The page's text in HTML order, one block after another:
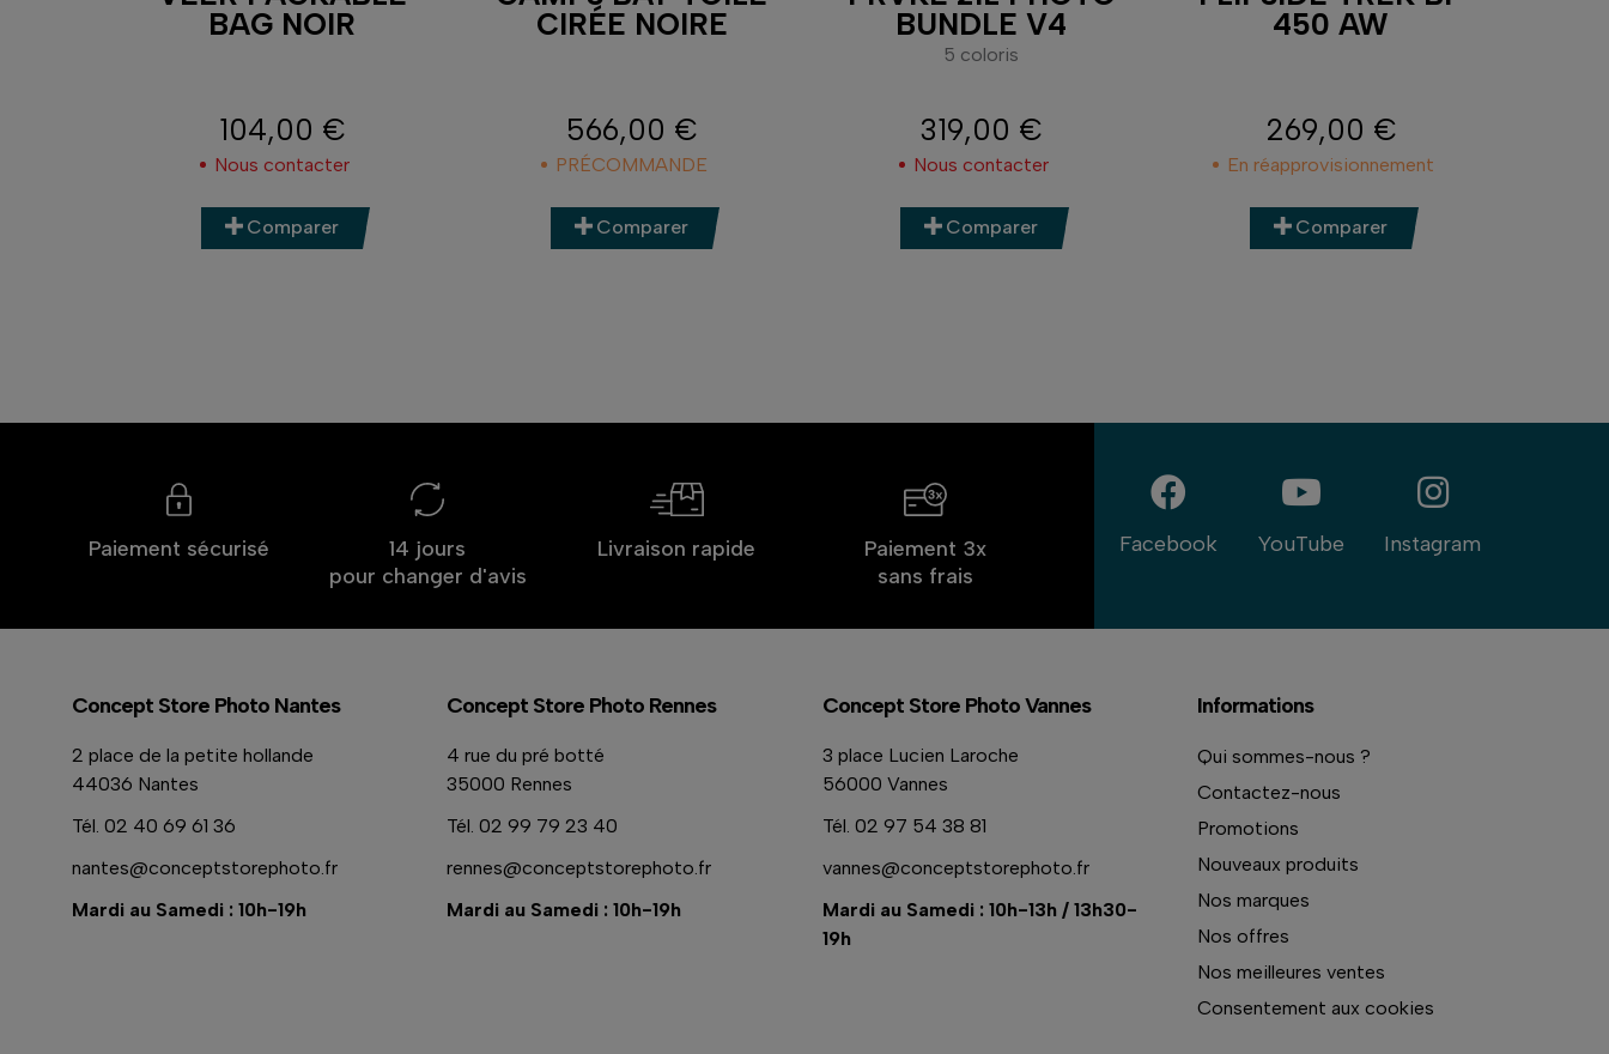
BAG NOIR
Prix
104,00 €
Nous contacter
Comparer
CIRÉE NOIRE
Prix
566,00 €
PRÉCOMMANDE
Comparer
BUNDLE V4
5 coloris
Prix
319,00 €
Nous contacter
Comparer
450 AW
Prix
269,00 €
En réapprovisionnement
Comparer
Paiement sécurisé
14 jours
pour changer d'avis
Livraison rapide
Paiement 3x
sans frais
Facebook YouTube Instagram
Concept Store Photo Nantes
2 place de la petite hollande
44036 Nantes
Tél. 02 40 69 61 36
nantes@conceptstorephoto.fr
Mardi au Samedi : 10h-19h
Concept Store Photo Rennes
4 rue du pré botté
35000 Rennes
Tél. 02 99 79 23 40
rennes@conceptstorephoto.fr
Mardi au Samedi : 10h-19h
Concept Store Photo Vannes
3 place Lucien Laroche
56000 Vannes
Tél. 02 97 54 38 81
vannes@conceptstorephoto.fr
Mardi au Samedi : 10h-13h / 13h30-
19h
Informations
Qui sommes-nous ?
Contactez-nous
Promotions
Nouveaux produits
Nos marques
Nos offres
Nos meilleures ventes
Consentement aux cookies